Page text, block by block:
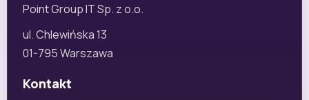
Point Group IT Sp. z o.o.
ul. Chlewińska 13
01-795 Warszawa
Kontakt